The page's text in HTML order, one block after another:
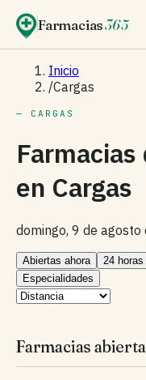
Farmacias365
Inicio
/Cargas
— CARGAS
en Cargas
domingo, 9 de agosto
Abiertas ahora
24 horas
Especialidades
Farmacias